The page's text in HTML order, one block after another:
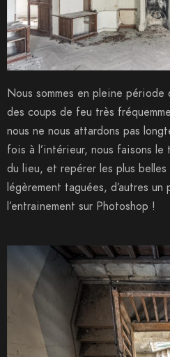
Nous sommes en pleine période
des coups de feu très
nous ne nous attardons pas
fois à l’intérieur, nous faisons
du lieu, et repérer les plus
légèrement taguées, d’autres
l’entrainement sur Photoshop !